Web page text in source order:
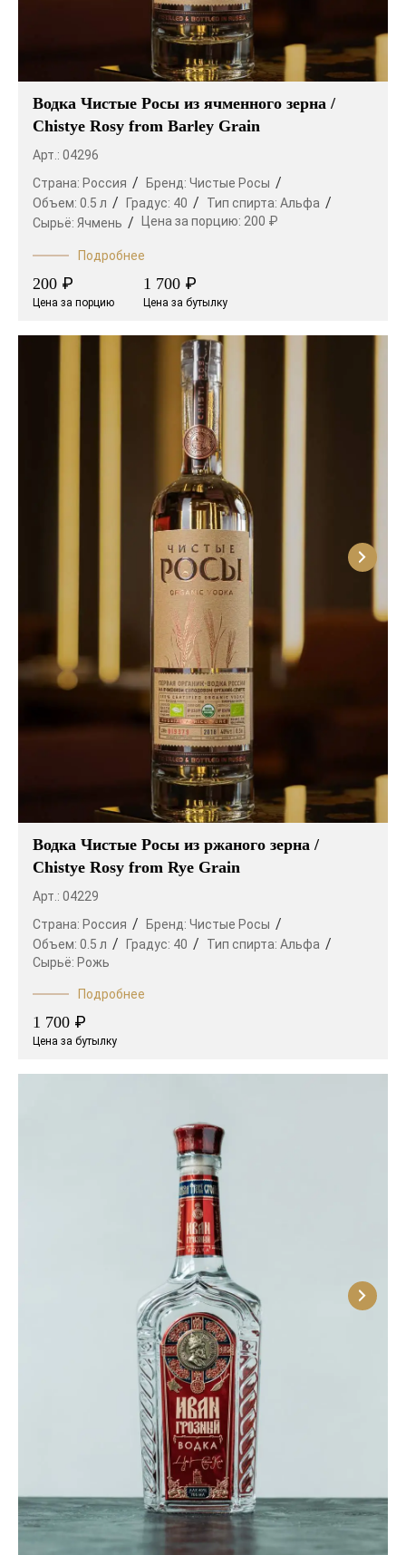
Водка Чистые Росы из ячменного зерна /
Chistye Rosy from Barley Grain
Арт.: 04296
Страна: Россия Бренд: Чистые Росы
Объем: 0.5 л Градус: 40 Тип спирта: Альфа
Сырьё: Ячмень Цена за порцию: 200 ₽
Подробнее
200 ₽
Цена за порцию
1 700 ₽
Цена за бутылку
Водка Чистые Росы из ржаного зерна /
Chistye Rosy from Rye Grain
Арт.: 04229
Страна: Россия Бренд: Чистые Росы
Объем: 0.5 л Градус: 40 Тип спирта: Альфа
Сырьё: Рожь
Подробнее
1 700 ₽
Цена за бутылку